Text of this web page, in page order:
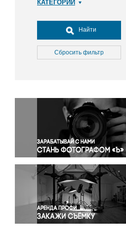
КАТЕГОРИИ
Досуг, туризм и отдых
Культура
Медицина
Окружающая среда
Политика
Правосудие
Происшествия и конфликты
Религия
Светская жизнь
Спорт
Экология
Экономика и бизнес
Найти
Сбросить фильтр